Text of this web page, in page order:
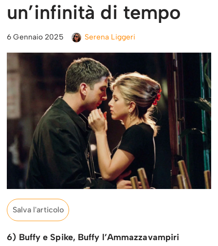
un’infinità di tempo
6 Gennaio 2025 Serena Liggeri
Salva l'articolo
6) Buffy e Spike, Buffy l’Ammazzavampiri